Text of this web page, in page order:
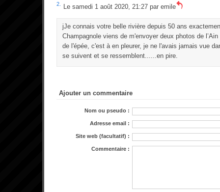
2. Le samedi 1 août 2020, 21:27 par emile
jJe connais votre belle rivière depuis 50 ans
Champagnole viens de m'envoyer deux photos de
de l'épée, c'est à en pleurer, je ne l'avais jamais vue
se suivent et se ressemblent......en pire.
Ajouter un commentaire
Nom ou pseudo :
Adresse email :
Site web (facultatif) :
Commentaire :